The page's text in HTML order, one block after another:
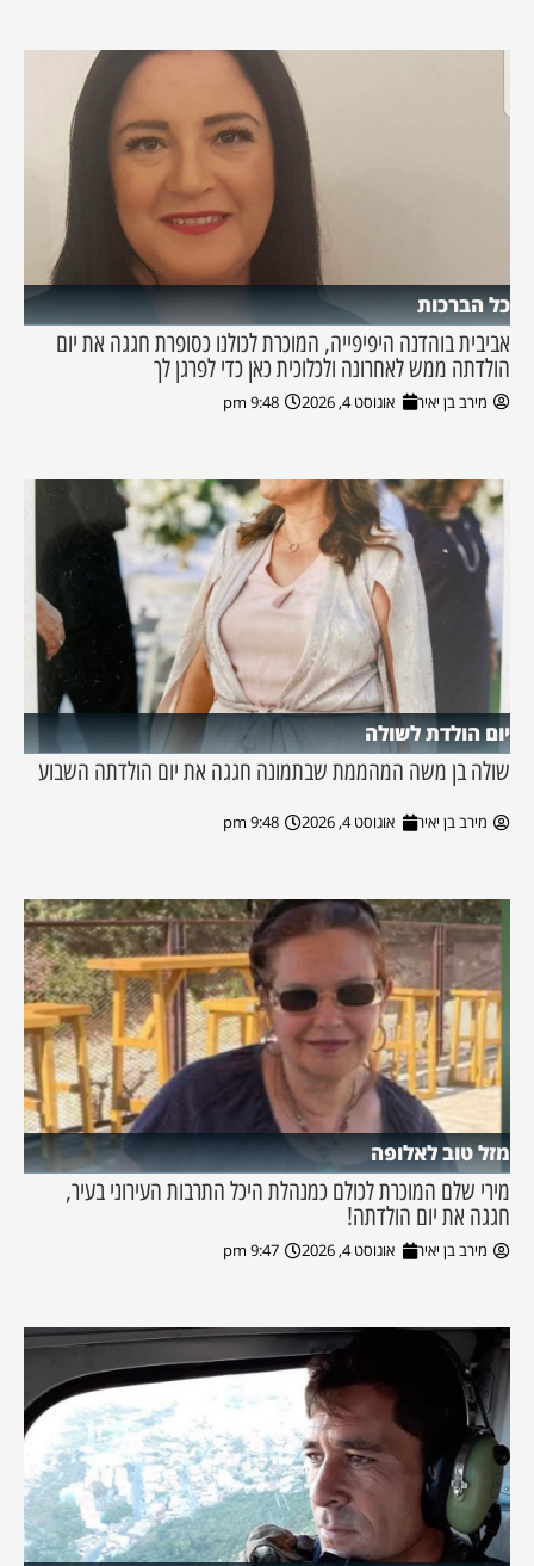
כל הברכות
אביבית בוהדנה היפיפייה, המוכרת לכולנו כסופרת חגגה את יום
הולדתה ממש לאחרונה ולכלוכית כאן כדי לפרגן לך
מירב בן יאיר אוגוסט 4, 2026 9:48 pm
יום הולדת לשולה
שולה בן משה המהממת שבתמונה חגגה את יום הולדתה השבוע
מירב בן יאיר אוגוסט 4, 2026 9:48 pm
מזל טוב לאלופה
מירי שלם המוכרת לכולם כמנהלת היכל התרבות העירוני בעיר,
חגגה את יום הולדתה!
מירב בן יאיר אוגוסט 4, 2026 9:47 pm